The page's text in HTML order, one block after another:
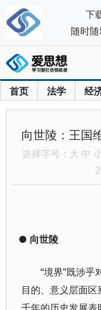
首页 法学 经
向世陵：王国
选择字号： 大 中
● 向世陵
“境界”既涉乎
目的、意义层面
下
随时